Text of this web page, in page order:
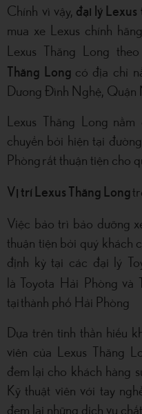
Chính vì vậy, đại lý
mua xe Lexus chính
Lexus Thăng Long
Thăng Long có địa chỉ
Dương Đình Nghệ, Quận
Lexus Thăng Long
chuyển bởi hiện tại
Phòng rất thuận tiện cho
Vị trí Lexus Thăng Long
Việc bảo trì bảo dưỡng
thuận tiện bởi quý khách
định kỳ tại các đại lý
là Toyota Hải Phòng và
tại thành phố Hải Phòng
Dựa trên tinh thần hiếu
viên của Lexus Thăng
đem lại cho khách hàng
Kỹ thuật viên với tay
đem lại những dịch vụ